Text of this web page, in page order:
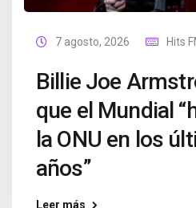
7 agosto, 2026 Hits
Billie Joe
que el Mundial
la ONU en los
años”
Leer más